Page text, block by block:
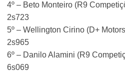
4º – Beto Monteiro (R9
2s723
5º – Wellington Cirino (D+
2s965
6º – Danilo Alamini (R9
6s069